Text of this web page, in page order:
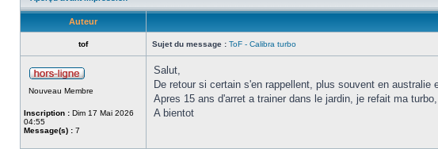
Auteur
tof Sujet du message : ToF - Calibra turbo
Nouveau Membre
Inscription : Dim 17 Mai 2026
04:55
Message(s) : 7
Salut,
De retour si certain s'en rappellent, plus souvent en australie
Apres 15 ans d'arret a trainer dans le jardin, je refait ma
A bientot